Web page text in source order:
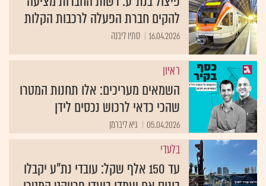
להקים חברת הפעלה לרכבות הקלות
16.04.2026 סתיו ליבנה
ראיון
השמאים מעריכים: אלו תחנות המטרו
שהכי כדאי לרכוש נכסים לידן
05.04.2026 גיא ליברמן
בלעדי
עד 150 אלף שקל: עובדי נת"ע יקבלו